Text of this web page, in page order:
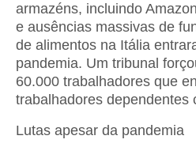
armazéns, incluindo
e ausências massivas de
de alimentos na Itália
pandemia. Um tribunal
60.000 trabalhadores que
trabalhadores dependentes
Lutas apesar da pandemia